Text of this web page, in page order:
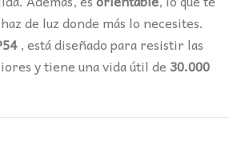
de luz donde más lo necesites.
, está diseñado para resistir las
y tiene una vida útil de 30.000